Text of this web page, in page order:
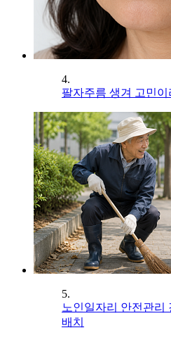
4.
팔자주름 생겨 고민
5.
노인일자리 안전관리
배치